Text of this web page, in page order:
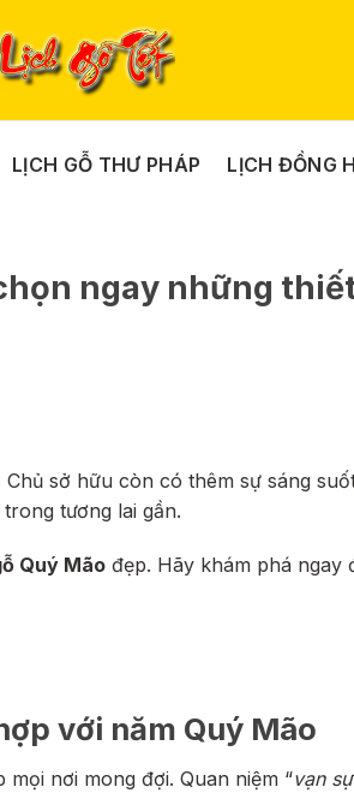
LỊCH GỖ THƯ PHÁP LỊCH ĐỒNG
ngay những
sở hữu còn có thêm sự sáng
tương lai gần.
Quý Mão đẹp. Hãy khám phá ngay
với năm Quý Mão
nơi mong đợi. Quan niệm “vạn